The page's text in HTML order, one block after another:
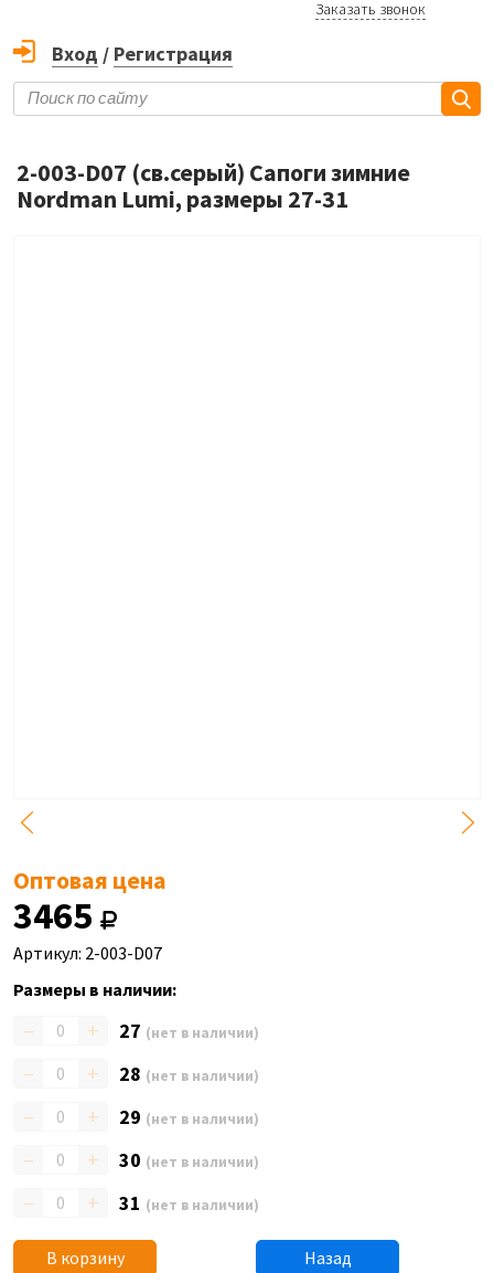
Заказать звонок
Вход / Регистрация
2-003-D07 (св.серый) Сапоги зимние
Nordman Lumi, размеры 27-31
Оптовая цена
3465
Артикул: 2-003-D07
Размеры в наличии:
– + 27 (нет в наличии)
– + 28 (нет в наличии)
– + 29 (нет в наличии)
– + 30 (нет в наличии)
– + 31 (нет в наличии)
В корзину Назад